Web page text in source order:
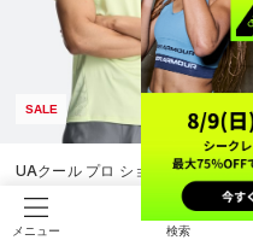
メニュー 検索
SALE
UAクール プロ ショートスリーブ T
シャツ（トレーニング/MEN）
￥4,158
￥5,940